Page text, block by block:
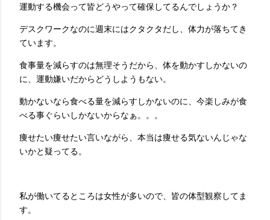
運動する機会って皆どうやって確保してるんでしょうか？
デスクワークなのに週末にはクタクタだし、体力が落ちてき
ています。
食事量を減らすのは無理そうだから、体を動かすしかないの
に、運動嫌いだからどうしようもない。
動かないなら食べる量を減らすしかないのに、今楽しみが食
べる事ぐらいしかないからなぁ。。。
痩せたい痩せたい言いながら、本当は痩せる気ないんじゃな
いかと疑ってる。
私が働いてるところは女性が多いので、皆の体型観察してま
す。